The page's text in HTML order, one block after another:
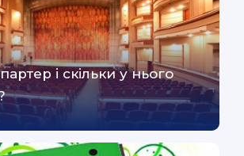
і скільки у нього